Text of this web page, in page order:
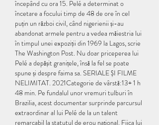
începând cu ora 15. Pelé a determinat o
încetare a focului timp de 48 de ore în cel
puțin un război civil, când nigerienii și-au
abandonat armele pentru a vedea măiestria lui
în timpul unei expoziții din 1969 la Lagos, scrie
The Washington Post. Nu doar priceperea lui
Pelé a depășit granițele, însă la fel se poate
spune și despre faima sa. SERIALE ȘI FILME
NELIMITAT. 2021Categorie de vârstă:13+ 1 h
48 min. Pe fundalul unor vremuri tulburi în
Brazilia, acest documentar surprinde parcursul
extraordinar al lui Pelé de la un talent
remarcabil la statutul de erou național. Fiica lui